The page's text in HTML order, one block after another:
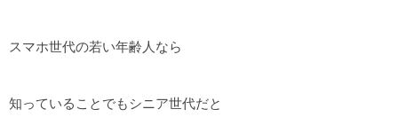
スマホ世代の若い年齢人なら
知っていることでもシニア世代だと